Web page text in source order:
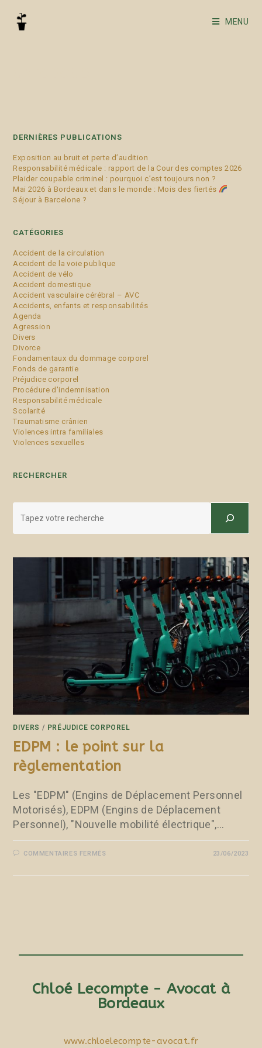
MENU
DERNIÈRES PUBLICATIONS
Exposition au bruit et perte d’audition
Responsabilité médicale : rapport de la Cour des comptes 2026
Plaider coupable criminel : pourquoi c’est toujours non ?
Mai 2026 à Bordeaux et dans le monde : Mois des fiertés
Séjour à Barcelone ?
CATÉGORIES
Accident de la circulation
Accident de la voie publique
Accident de vélo
Accident domestique
Accident vasculaire cérébral – AVC
Accidents, enfants et responsabilités
Agenda
Agression
Divers
Divorce
Fondamentaux du dommage corporel
Fonds de garantie
Préjudice corporel
Procédure d'indemnisation
Responsabilité médicale
Scolarité
Traumatisme crânien
Violences intra familiales
Violences sexuelles
RECHERCHER
DIVERS / PRÉJUDICE CORPOREL
EDPM : le point sur la
règlementation
Les "EDPM" (Engins de Déplacement Personnel
Motorisés), EDPM (Engins de Déplacement
Personnel), "Nouvelle mobilité électrique",…
COMMENTAIRES FERMÉS 23/06/2023
Chloé Lecompte - Avocat à
Bordeaux
www.chloelecompte-avocat.fr